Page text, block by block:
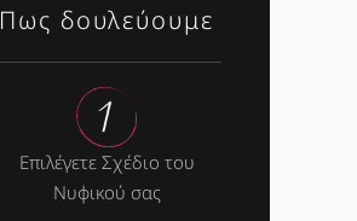
Πως δουλεύουμε
Επιλέγετε Σχέδιο του
Νυφικού σας